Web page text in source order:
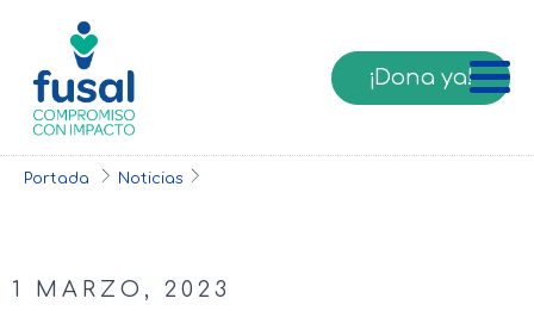
¡Dona ya!
Portada Noticias
1 MARZO, 2023